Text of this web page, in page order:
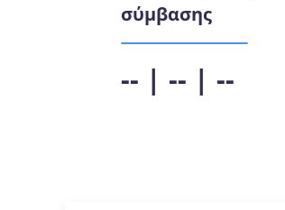
σύμβασης
-- | -- | --